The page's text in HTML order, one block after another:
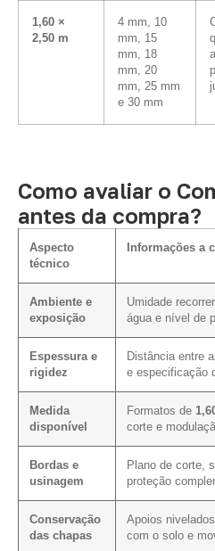
1,60 ×
2,50 m
4 mm, 10
mm, 15
mm, 18
mm, 20
mm, 25 mm
e 30 mm
Como avaliar o
antes da compra?
Aspecto
técnico
Informações a
Ambiente e
exposição
Umidade
água e nível de
Espessura e
rigidez
Distância entre
e especificação
Medida
disponível
Formatos de
corte e
Bordas e
usinagem
Plano de corte,
proteção
Conservação
das chapas
Apoios
com o solo e